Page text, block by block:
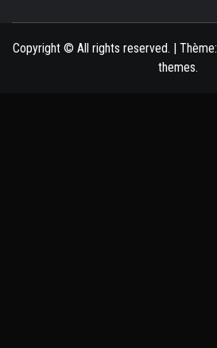
Copyright © All rights reserved. | Thème:
themes.